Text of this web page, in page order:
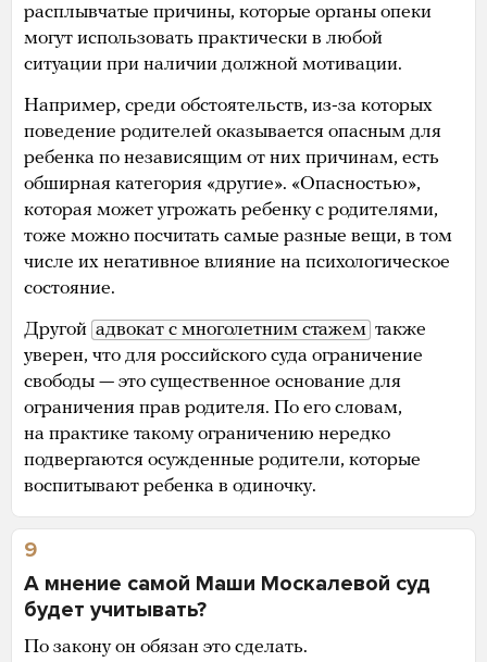
расплывчатые причины, которые органы опеки
могут использовать практически в любой
ситуации при наличии должной мотивации.
Например, среди обстоятельств, из-за которых
поведение родителей оказывается опасным для
ребенка по независящим от них причинам, есть
обширная категория «другие». «Опасностью»,
которая может угрожать ребенку с родителями,
тоже можно посчитать самые разные вещи, в том
числе их негативное влияние на психологическое
состояние.
Другой адвокат с многолетним стажем также
уверен, что для российского суда ограничение
свободы — это существенное основание для
ограничения прав родителя. По его словам,
на практике такому ограничению нередко
подвергаются осужденные родители, которые
воспитывают ребенка в одиночку.
9
А мнение самой Маши Москалевой суд
будет учитывать?
По закону он обязан это сделать.